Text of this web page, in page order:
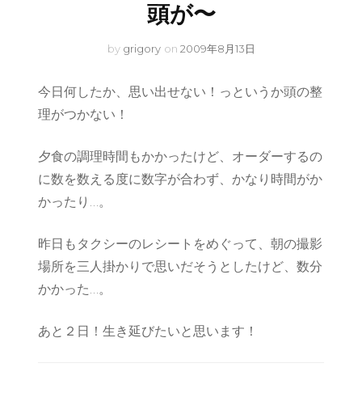
頭が〜
by grigory on 2009年8月13日
今日何したか、思い出せない！っというか頭の整
理がつかない！
夕食の調理時間もかかったけど、オーダーするの
に数を数える度に数字が合わず、かなり時間がか
かったり…。
昨日もタクシーのレシートをめぐって、朝の撮影
場所を三人掛かりで思いだそうとしたけど、数分
かかった…。
あと２日！生き延びたいと思います！